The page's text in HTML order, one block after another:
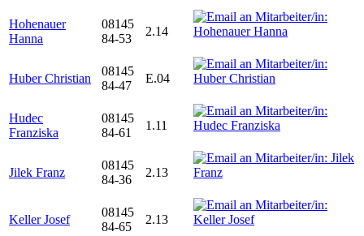
Hohenauer
Hanna
08145
84-53
2.14
Huber Christian
08145
84-47
E.04
Hudec
Franziska
08145
84-61
1.11
Jilek Franz
08145
84-36
2.13
Keller Josef
08145
84-65
2.13